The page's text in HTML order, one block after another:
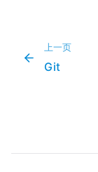
上一页
Git